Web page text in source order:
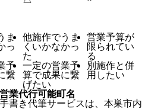
ま
っ
予
繋
他施作でうま
くいかなかっ
た
一定の営業予
算で成果に繋
げたい
営業予算が
限られてい
る
別施作と併
用したい
業代行可能町名
書き代筆サービスは、本巣市内